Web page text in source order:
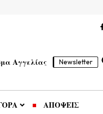
Αγγελίας Newsletter
ΑΠΟΨΕΙΣ